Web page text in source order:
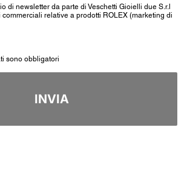
di newsletter da parte di Veschetti Gioielli due S.r.l
relative a prodotti ROLEX (marketing di
sono obbligatori
INVIA